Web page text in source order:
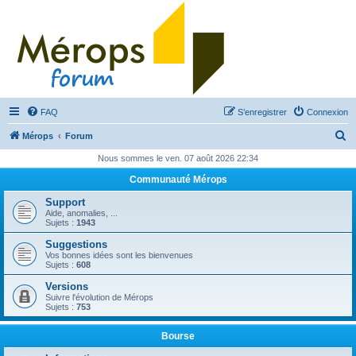
FAQ Connexion
S’enregistrer
Mérops Forum
h
r
Nous sommes le ven. 07 août 2026 22:34
Communauté Mérops
Support
Aide, anomalies, ...
Sujets : 1943
Suggestions
Vos bonnes idées sont les bienvenues
Sujets : 608
Versions
Suivre l'évolution de Mérops
Sujets : 753
Bourse